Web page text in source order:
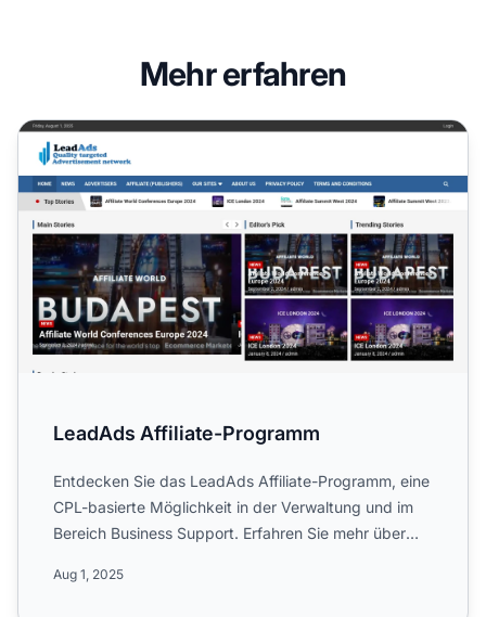
Mehr erfahren
LeadAds Affiliate-Programm
LeadAds Affiliate-Programm
Entdecken Sie das LeadAds Affiliate-Programm, eine
CPL-basierte Möglichkeit in der Verwaltung und im
Bereich Business Support. Erfahren Sie mehr über
Aug 1, 2025